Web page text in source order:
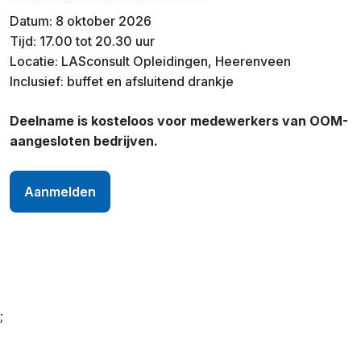
Datum: 8 oktober 2026
Tijd: 17.00 tot 20.30 uur
Locatie: LASconsult Opleidingen, Heerenveen
Inclusief: buffet en afsluitend drankje
Deelname is kosteloos voor medewerkers van OOM-
aangesloten bedrijven.
Aanmelden
;